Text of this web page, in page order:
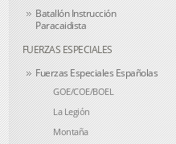
Batallón Instrucción
Paracaidista
FUERZAS ESPECIALES
Fuerzas Especiales Españolas
GOE/COE/BOEL
La Legión
Montaña